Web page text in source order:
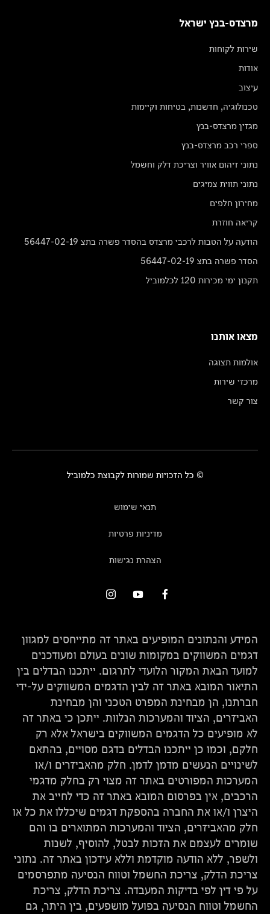
מרצדס-בנץ ישראל
שירות לקוחות
אודות
עיצוב
טכנולוגיה, חדשנות, בטיחות וקיימות
מגזין מרצדס-בנץ
ספרי רכב מרצדס-בנץ
נתוני זיהום אוויר וצריכת דלק וחשמל
נתוני תווית צמיגים
מחירון חלפים
קריאה חוזרת
הודעה על הטבות לרכבי מרצדס בהסדר פשרה בתצ 56447-02-19
הסדר פשרה בתצ 56447-02-19
תקנון ימי מכירות 120 לכלמוביל
מצאו אותנו
אולמות תצוגה
מרכזי שירות
צור קשר
© כל הזכויות שמורות לקבוצת כלמוביל
תנאי שימוש
מדיניות פרטיות
הצהרת נגישות
המידע והנתונים המופיעים באתר זה מתייחסים למגוון
דגמים המשווקים במקומות שונים בעולם ומעודכנים
למועד הבאת המקור הלועדי לתרגום. ייתכנו הבדלים בין
התיאור המובא באתר זה לבין הדגמים המשווקים על-ידי
חברתנו, הן מבחינת המפרט הטכני והן מבחינת
האביזרים, הציוד והמערכות הנלוות. ייתכן כי באתר זה
לא מופיעים כל הדגמים המשווקים בישראל אלא רק
חלקם, וכמו כן ייתכנו הבדלים בדגם מסויים, בהתאם
לשינויים הנעשים מדמן לדמן. חלק מהאביזרים ו/או
המערכות המפורטים באתר זה מצוי רק בחלק מדגמי
הרכבים, אין בפרסום המובא באתר זה כדי לחייב את
היצרן ו/או את החברה בהספקת דגמים שיכללו את כל או
חלק מהאביזרים, הציוד והמערכות המתוארים בו והם
שומרים לעצמם את הזכות לבטל, להוסיף, לשנות
ולשפר, ללא הודעה מוקדמת וללא עידכון באתר זה. נתוני
צריכת הדלק, צריכת החשמל וטווח הנסיעה מתפרסמים
על פי דין לפי בדיקות המעבדה. צריכת הדלק, צריכת
החשמל וטווח הנסיעה בפועל מושפעים, בין היתר, גם